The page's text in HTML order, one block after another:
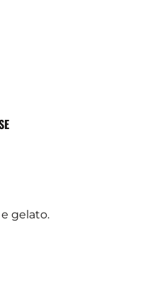
gelato.